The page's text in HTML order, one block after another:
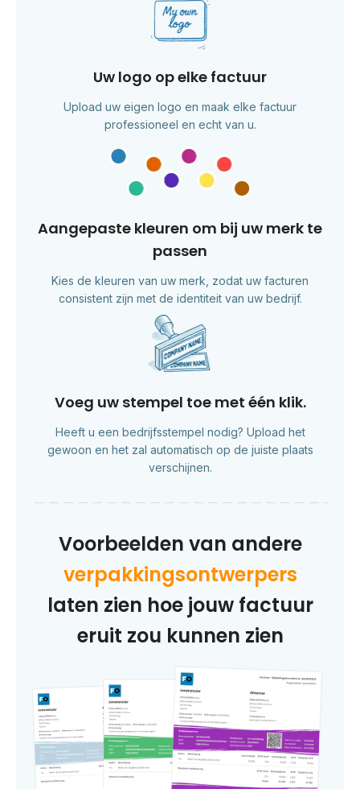
Uw logo op elke factuur
Upload uw eigen logo en maak elke factuur
professioneel en echt van u.
Aangepaste kleuren om bij uw merk te
passen
Kies de kleuren van uw merk, zodat uw facturen
consistent zijn met de identiteit van uw bedrijf.
Voeg uw stempel toe met één klik.
Heeft u een bedrijfsstempel nodig? Upload het
gewoon en het zal automatisch op de juiste plaats
verschijnen.
Voorbeelden van andere
verpakkingsontwerpers
laten zien hoe jouw factuur
eruit zou kunnen zien